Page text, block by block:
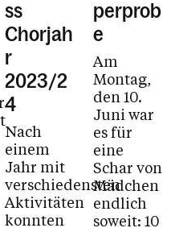
ss
Chorjah
r
2023/2
4
Nach
einem
Jahr mit
verschiedensten
Aktivitäten
konnten
perprob
e
Am
Montag,
den 10.
Juni war
es für
eine
Schar von
Mädchen
endlich
soweit: 10